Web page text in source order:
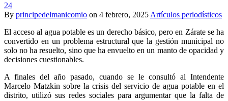
24
By principedelmanicomio on 4 febrero, 2025 Artículos periodísticos
El acceso al agua potable es un derecho básico, pero en Zárate se ha
convertido en un problema estructural que la gestión municipal no
solo no ha resuelto, sino que ha envuelto en un manto de opacidad y
decisiones cuestionables.
A finales del año pasado, cuando se le consultó al Intendente
Marcelo Matzkin sobre la crisis del servicio de agua potable en el
distrito, utilizó sus redes sociales para argumentar que la falta de